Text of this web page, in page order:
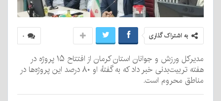
۰ به اشتراک گذاری
مدیرکل ورزش و جوانان استان کرمان از افتتاح ۱۵ پروژه در
هفته تربیت‌بدنی خبر داد که به گفتهٔ او ۸۰ درصد این پروژه‌ها در
مناطق محروم است.